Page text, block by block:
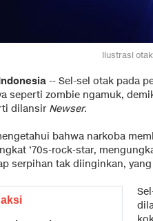
Ilustrasi
-- Sel-sel otak pada
seperti zombie ngamuk,
dilansir Newser.
bahwa narkoba
‘70s-rock-star,
serpihan tak diinginkan,